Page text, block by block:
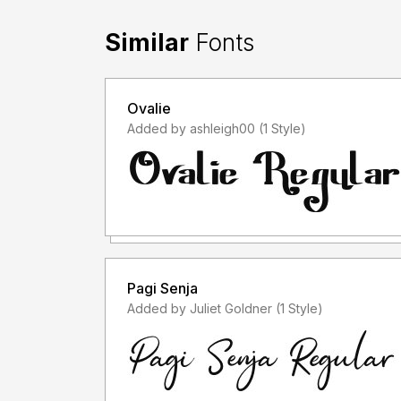
memanfaatkan/menggunakan font kami. Baik
atau Perusahaan/Korporasi.
- Silakan gunakan lisensi komersial dengan
- Dengan hanya lisensi "Personal Use",
untuk kepeluan Komersial, baik itu untuk Iklan,
kaos distro atau untuk Kemasan Produk (baik
menghasilkan profit/keuntungan.
- Untuk penggunaan keperluan Perusahaan/
- Menggunakan font ini dengan lisensi
Similar Fonts
Ovalie
Added by ashleigh00 (1 Style)
Pagi Senja
Added by Juliet Goldner (1 Style)